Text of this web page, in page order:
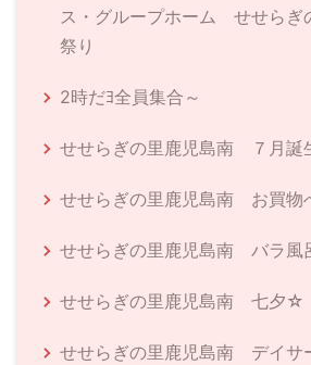
ス・グループホーム せせら
祭り
2時だﾖ全員集合～
せせらぎの里鹿児島南 ７月誕
せせらぎの里鹿児島南 お買物
せせらぎの里鹿児島南 バラ風
せせらぎの里鹿児島南 七夕☆
せせらぎの里鹿児島南 デイサ